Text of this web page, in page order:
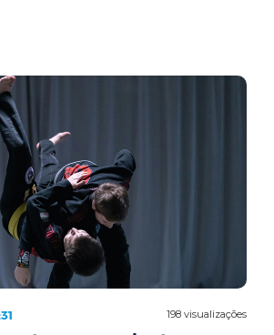
198 visualizações